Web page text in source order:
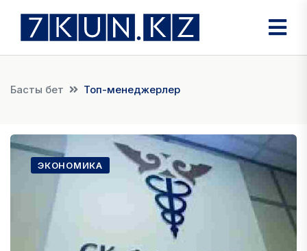
Басты бет Топ-менеджерлер
ЭКОНОМИКА